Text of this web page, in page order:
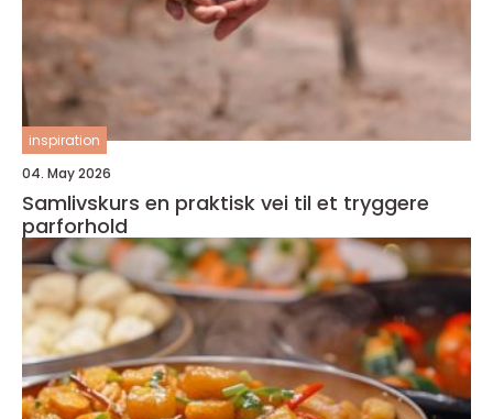
inspiration
04. May 2026
Samlivskurs en praktisk vei til et tryggere
parforhold